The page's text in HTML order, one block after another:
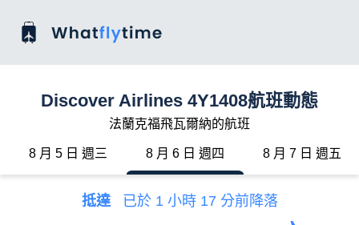
Discover Airlines 4Y1408航班動態
法蘭克福飛瓦爾納的航班
8 月 5 日 週三 8 月 6 日 週四 8 月 7 日 週五
抵達 已於 1 小時 17 分前降落